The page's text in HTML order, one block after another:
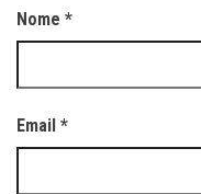
Nome *
Email *